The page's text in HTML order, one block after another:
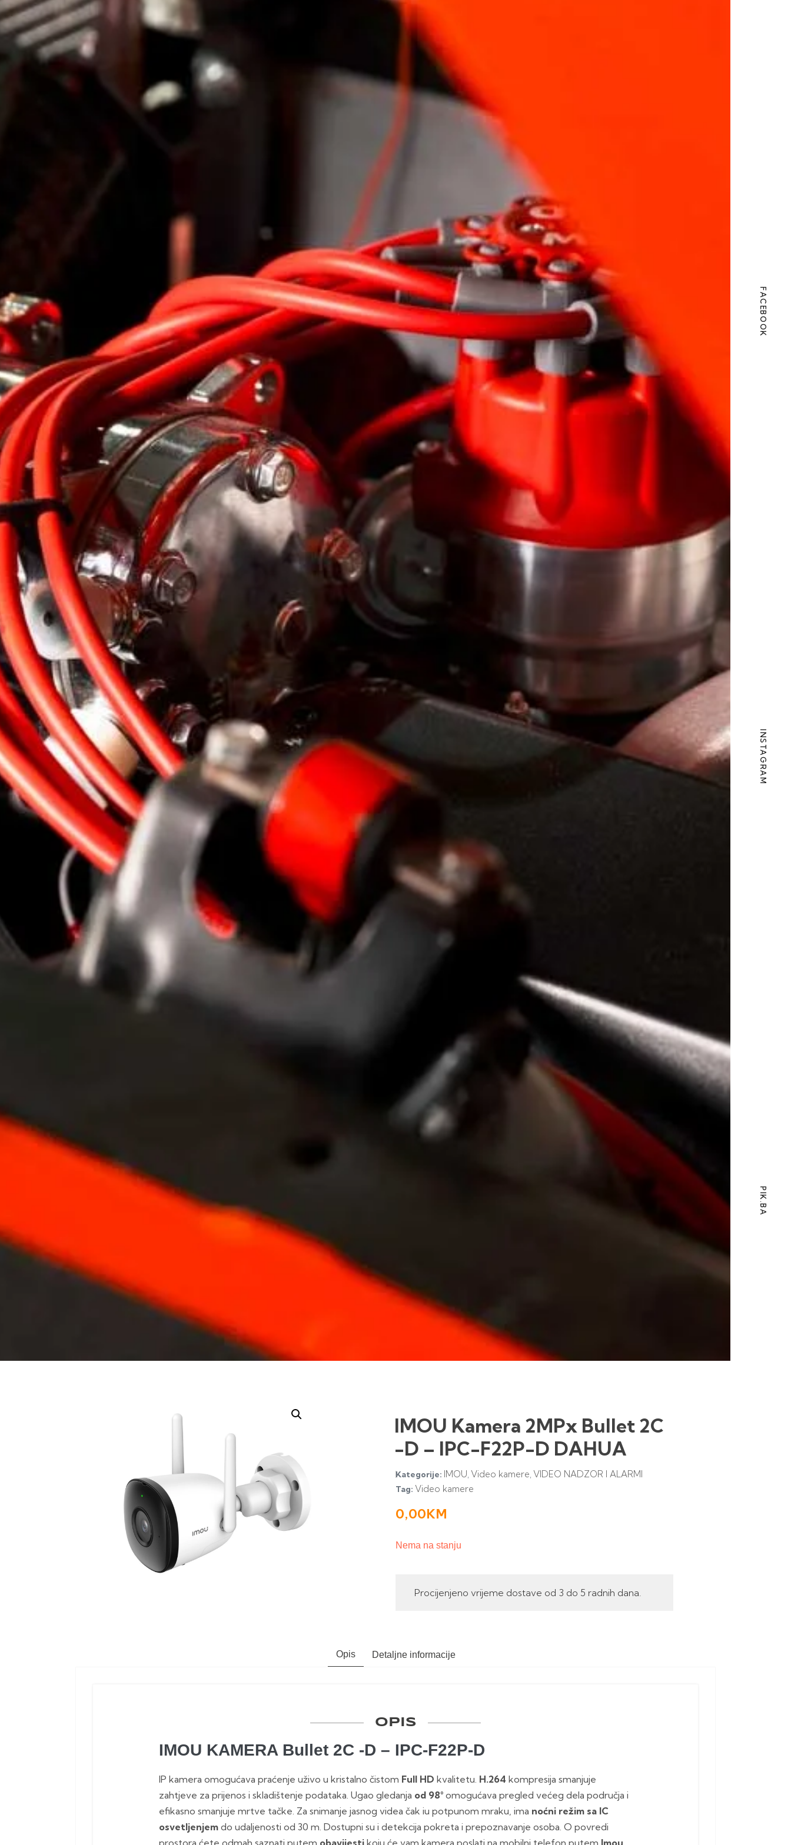
IMOU Kamera 2MPx Bullet 2C
-D – IPC-F22P-D DAHUA
Kategorije: IMOU, Video kamere, VIDEO NADZOR I ALARMI
Tag: Video kamere
0,00KM
Nema na stanju
Procijenjeno vrijeme dostave od 3 do 5 radnih dana.
Opis Detaljne informacije
OPIS
IMOU KAMERA Bullet 2C -D – IPC-F22P-D
IP kamera omogućava praćenje uživo u kristalno čistom Full HD kvalitetu. H.264 kompresija smanjuje
zahtjeve za prijenos i skladištenje podataka. Ugao gledanja od 98° omogućava pregled većeg dela područja i
efikasno smanjuje mrtve tačke. Za snimanje jasnog videa čak iu potpunom mraku, ima noćni režim sa IC
osvetljenjem do udaljenosti od 30 m. Dostupni su i detekcija pokreta i prepoznavanje osoba. O povredi
FACEBOOK
INSTAGRAM
PIK.BA